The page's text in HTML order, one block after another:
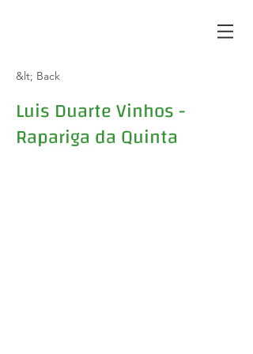
&lt; Back
Luis Duarte Vinhos -
Rapariga da Quinta